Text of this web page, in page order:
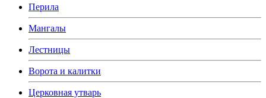
Перила
Мангалы
Лестницы
Ворота и калитки
Церковная утварь